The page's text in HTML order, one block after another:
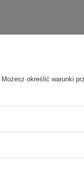
. Możesz określić warunki